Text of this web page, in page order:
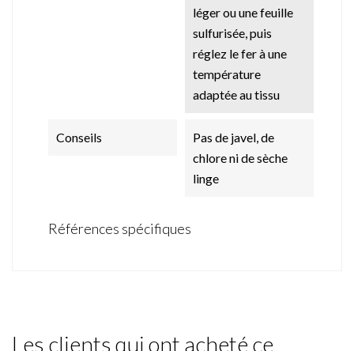
léger ou une feuille
sulfurisée, puis
réglez le fer à une
température
adaptée au tissu
Conseils
Pas de javel, de
chlore ni de sèche
linge
Références spécifiques
Les clients qui ont acheté ce